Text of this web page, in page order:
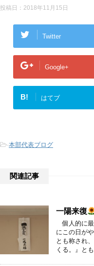
投稿日： 2018年11月15日
Twitter
Google+
B! はてブ
-本部代表ブログ
関連記事
一陽来復
個人的に最
にこの日が
とも称され
くる。』と